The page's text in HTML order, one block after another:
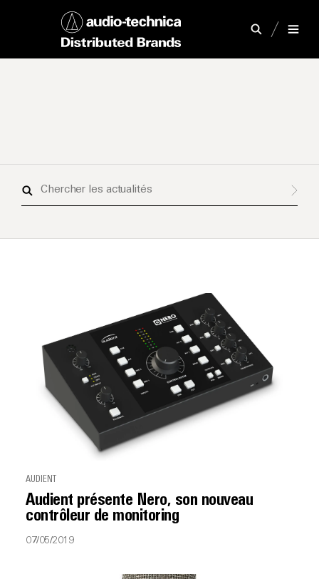
Chercher
AUDIENT
Audient présente Nero, son nouveau
contrôleur de monitoring
07/05/2019